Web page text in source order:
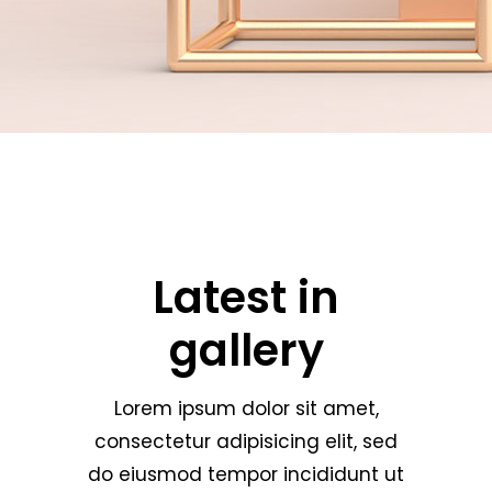
Latest in
gallery
Lorem ipsum dolor sit amet,
consectetur adipisicing elit, sed
do eiusmod tempor incididunt ut